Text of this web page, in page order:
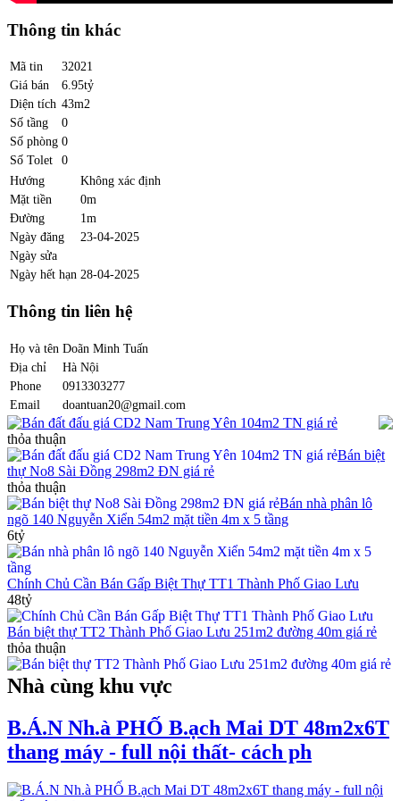
Thông tin khác
Mã tin
32021
Giá bán
6.95tỷ
Diện tích 43m2
Số tầng
0
Số phòng 0
Số Tolet
0
Hướng
Không xác định
Mặt tiền
0m
Đường
1m
Ngày đăng
23-04-2025
Ngày sửa
Ngày hết hạn 28-04-2025
Thông tin liên hệ
Họ và tên Doãn Minh Tuấn
Địa chỉ
Hà Nội
Phone
0913303277
Email
doantuan20@gmail.com
Bán đất đấu giá CD2 Nam Trung Yên 104m2 TN giá rẻ
thỏa thuận
Bán biệt
thự No8 Sài Đồng 298m2 ĐN giá rẻ
thỏa thuận
Bán nhà phân lô
ngõ 140 Nguyễn Xiển 54m2 mặt tiền 4m x 5 tầng
6tỷ
Chính Chủ Cần Bán Gấp Biệt Thự TT1 Thành Phố Giao Lưu
48tỷ
Bán biệt thự TT2 Thành Phố Giao Lưu 251m2 đường 40m giá rẻ
thỏa thuận
Nhà cùng khu vực
B.Á.N Nh.à PHỐ B.ạch Mai DT 48m2x6T
thang máy - full nội thất- cách ph